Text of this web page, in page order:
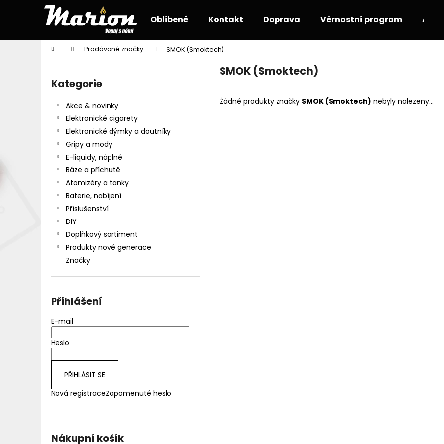
Oblíbené Kontakt Doprava Věrnostní program
Domů Prodávané značky SMOK (Smoktech)
Přeskočit
kategorie
Kategorie
Akce & novinky
Elektronické cigarety
Elektronické dýmky a doutníky
Gripy a mody
E-liquidy, náplně
Báze a příchutě
Atomizéry a tanky
Baterie, nabíjení
Příslušenství
DIY
Doplňkový sortiment
Produkty nové generace
Značky
Přihlášení
E-mail
Heslo
PŘIHLÁSIT SE
Nová registraceZapomenuté heslo
Nákupní košík
SMOK (Smoktech)
Žádné produkty značky SMOK (Smoktech) nebyly nalezeny...
í
Zpět
do
Zpět
do
DEKANG DESERT SHIP 10ML 18MG
155 Kč
Původně: 195 Kč